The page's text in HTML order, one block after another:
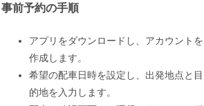
事前予約の手順
アプリをダウンロードし、アカウントを
作成します。
希望の配車日時を設定し、出発地点と目
的地を入力します。